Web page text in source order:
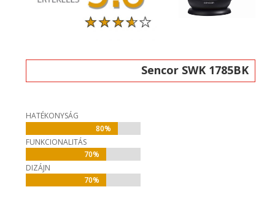
Sencor SWK 1785BK
HATÉKONYSÁG
80%
80%
FUNKCIONALITÁS
70%
70%
DIZÁJN
70%
70%